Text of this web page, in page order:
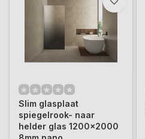
Slim glasplaat
spiegelrook- naar
helder glas 1200x2000